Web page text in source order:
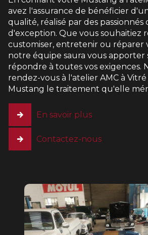
avez l'assurance de bénéficier
qualité, réalisé par des passionnés
d'exception. Que vous souhaitiez
customiser, entretenir ou réparer
notre équipe saura vous apporter
répondre à toutes vos exigences.
rendez-vous à l'atelier AMC à
Mustang le traitement qu'elle
En savoir plus
Contactez-nous